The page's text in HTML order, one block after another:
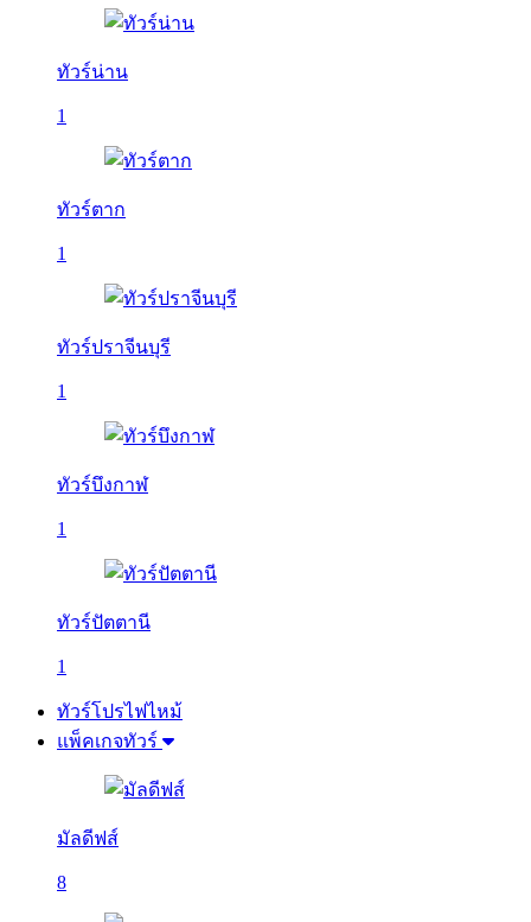
ทัวร์น่าน
1
ทัวร์ตาก
1
ทัวร์ปราจีนบุรี
1
ทัวร์บึงกาฬ
1
ทัวร์ปัตตานี
1
ทัวร์โปรไฟไหม้
แพ็คเกจทัวร์
มัลดีฟส์
8